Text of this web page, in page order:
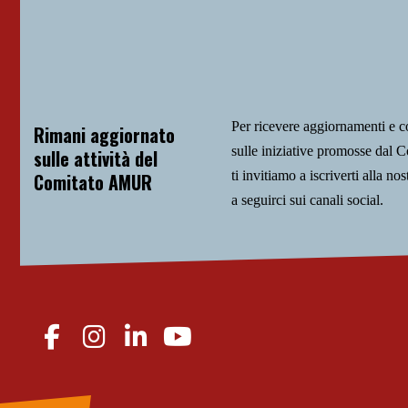
Rimani aggiornato
sulle attività del
Comitato AMUR
Per ricevere aggiornamenti e
sulle iniziative promosse dal
ti invitiamo a iscriverti alla
a seguirci sui canali social.